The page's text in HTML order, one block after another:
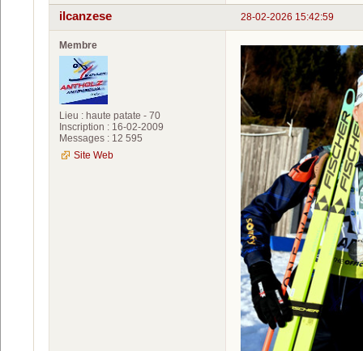
28-02-2026 15:42:59
ilcanzese
Membre
Lieu : haute patate - 70
Inscription : 16-02-2009
Messages : 12 595
Site Web